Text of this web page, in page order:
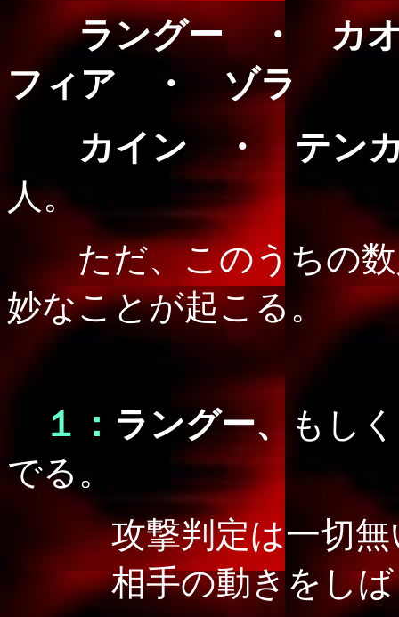
ラングー ・ カ
フィア ・ ゾラ
カイン ・ テンカ
人。
ただ、このうちの
妙なことが起こる。
１： ラングー、
もし
でる。
攻撃判定は一切無い
相手の動きをしばら